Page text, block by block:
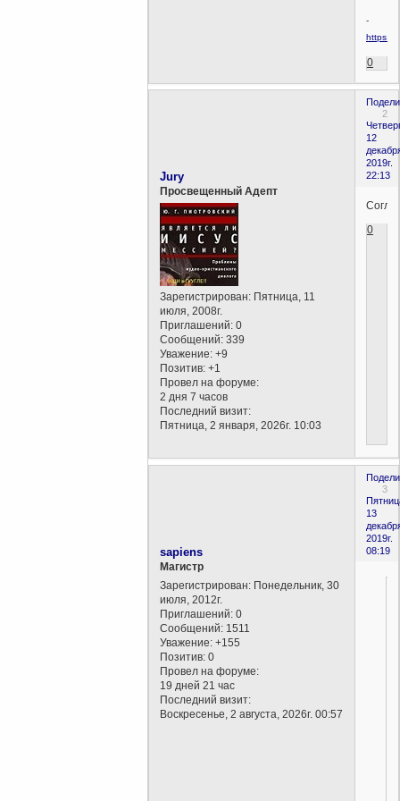
-
https://
0
2
12
2019г.
22:13
Jury
Просвещенный Адепт
Зарегистрирован: Пятница, 11
июля, 2008г.
Приглашений: 0
Сообщений: 339
Уважение: +9
Позитив: +1
Провел на форуме:
2 дня 7 часов
Последний визит:
Пятница, 2 января, 2026г. 10:03
0
3
13
2019г.
08:19
sapiens
Магистр
Зарегистрирован: Понедельник, 30
июля, 2012г.
Приглашений: 0
Сообщений: 1511
Уважение: +155
Позитив: 0
Провел на форуме:
19 дней 21 час
Последний визит:
Воскресенье, 2 августа, 2026г. 00:57